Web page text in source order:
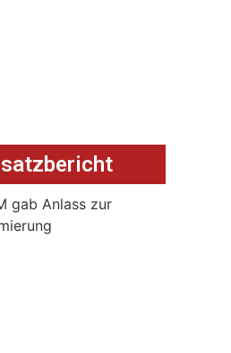
gab Anlass zur